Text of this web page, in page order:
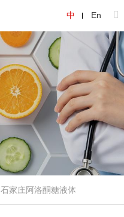
中 En
石家庄阿洛酮糖液体